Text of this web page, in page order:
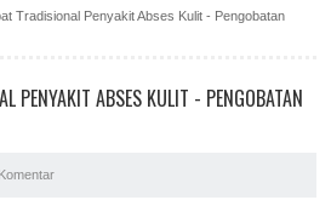
Tradisional Penyakit Abses Kulit - Pengobatan
PENYAKIT ABSES KULIT - PENGOBATAN